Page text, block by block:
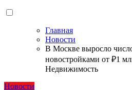
Главная
Новости
В Москве выросло
новостройками от ₽1
Недвижимость
Новости